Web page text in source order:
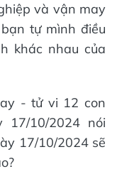
và vận may
tự mình điều
khác nhau của
- tử vi 12 con
10/2024 nói
17/10/2024 sẽ